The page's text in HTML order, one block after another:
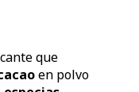
que
en polvo